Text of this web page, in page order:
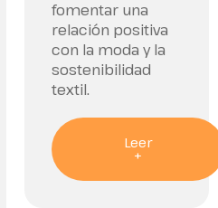
fomentar una
relación positiva
con la moda y la
sostenibilidad
textil.
Leer
+